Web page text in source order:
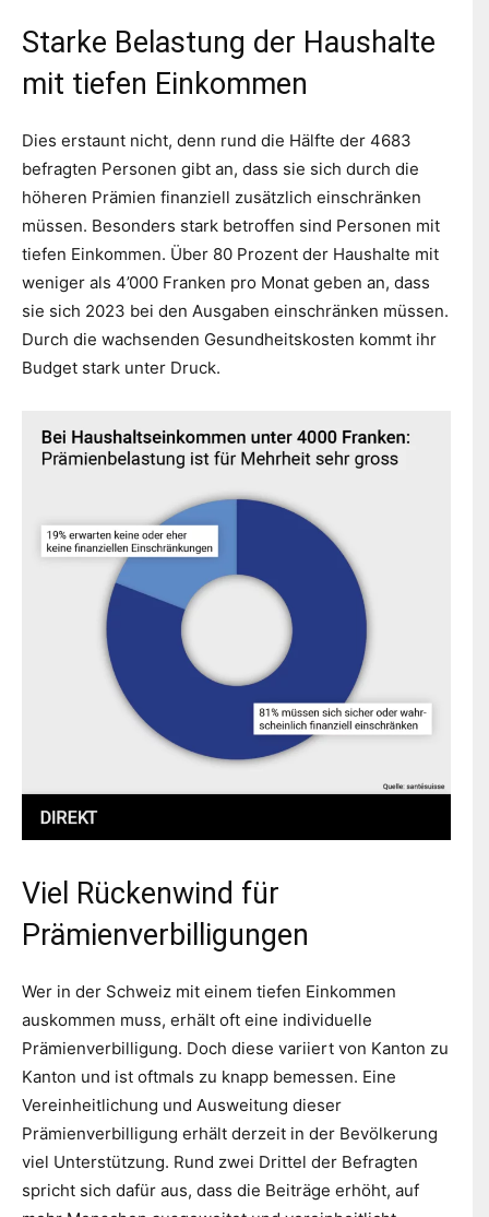
Starke Belastung der Haushalte
mit tiefen Einkommen
Dies erstaunt nicht, denn rund die Hälfte der 4683
befragten Personen gibt an, dass sie sich durch die
höheren Prämien finanziell zusätzlich einschränken
müssen. Besonders stark betroffen sind Personen mit
tiefen Einkommen. Über 80 Prozent der Haushalte mit
weniger als 4’000 Franken pro Monat geben an, dass
sie sich 2023 bei den Ausgaben einschränken müssen.
Durch die wachsenden Gesundheitskosten kommt ihr
Budget stark unter Druck.
Viel Rückenwind für
Prämienverbilligungen
Wer in der Schweiz mit einem tiefen Einkommen
auskommen muss, erhält oft eine individuelle
Prämienverbilligung. Doch diese variiert von Kanton zu
Kanton und ist oftmals zu knapp bemessen. Eine
Vereinheitlichung und Ausweitung dieser
Prämienverbilligung erhält derzeit in der Bevölkerung
viel Unterstützung. Rund zwei Drittel der Befragten
spricht sich dafür aus, dass die Beiträge erhöht, auf